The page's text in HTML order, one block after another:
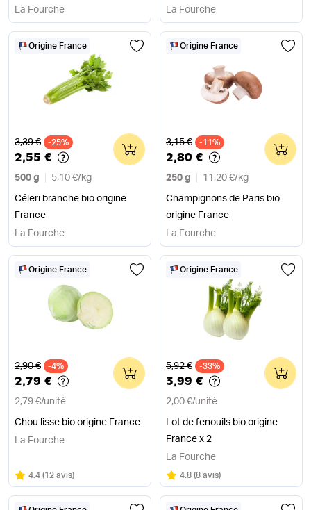
La Fourche La Fourche
Origine France
Ancien prix
3,39 € -25%
2,55 €
500 g 5,10 €/ kg
Céleri branche bio origine
France
0
La Fourche
Origine France
Ancien prix
3,15 € -11%
2,80 €
250 g 11,20 €/ kg
Champignons de Paris bio
origine France
0
La Fourche
Origine France
Ancien prix
2,90 € -4%
2,79 €
2,79 €/unité
Chou lisse bio origine France
0
La Fourche
Note
4.4 sur 5
(12 avis)
Origine France
Ancien prix
5,92 € -33%
3,99 €
2,00 €/unité
Lot de fenouils bio origine
France x 2
0
La Fourche
Note
4.8 sur 5
(8 avis)